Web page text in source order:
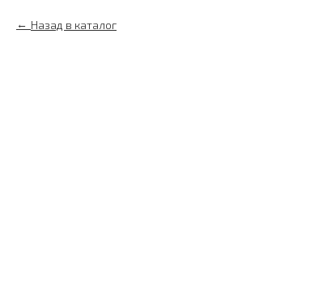
Назад в каталог